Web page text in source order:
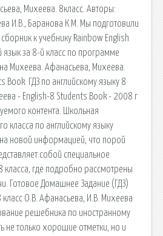
Михеева. 8класс. Авторы:
И.В., Баранова К.М. Мы подготовили
к учебнику Rainbow English
язык за 8-й класс по программе
Михеева. Афанасьева, Михеева.
Book. ГДЗ по английскому языку 8
- English-8 Students Book - 2008 г
контента. Школьная
класса по английскому языку
новой информацией, что порой
собой специальное
класса, где подробно рассмотрены
Готовое Домашнее Задание (ГДЗ)
класс О.В. Афанасьева, И.В. Михеева
решебника по иностранному
не только хорошие отметки, но и